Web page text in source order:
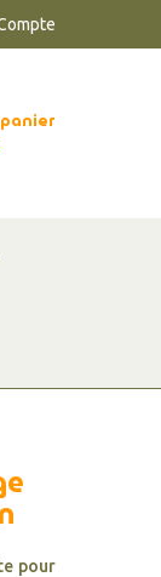
pour